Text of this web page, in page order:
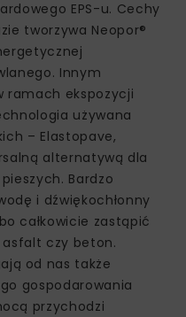
EPS-u. Cechy
tworzywa Neopor®
Innym
ramach ekspozycji
używana
– Elastopave,
alternatywą dla
Bardzo
i dźwiękochłonny
całkowicie zastąpić
asfalt czy beton.
od nas także
gospodarowania
przychodzi